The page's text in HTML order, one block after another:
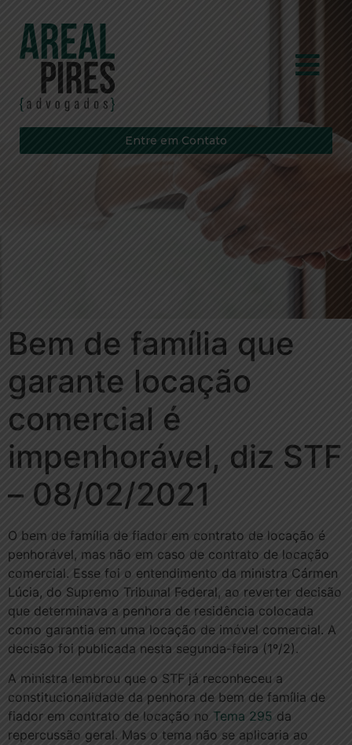
Entre em Contato
Bem de família que
garante locação
comercial é
impenhorável, diz STF
– 08/02/2021
O bem de família de fiador em contrato de locação é
penhorável, mas não em caso de contrato de locação
comercial. Esse foi o entendimento da ministra Cármen
Lúcia, do Supremo Tribunal Federal, ao reverter decisão
que determinava a penhora de residência colocada
como garantia em uma locação de imóvel comercial. A
decisão foi publicada nesta segunda-feira (1º/2).
A ministra lembrou que o STF já reconheceu a
constitucionalidade da penhora de bem de família de
fiador em contrato de locação no Tema 295 da
repercussão geral. Mas o tema não se aplicaria ao